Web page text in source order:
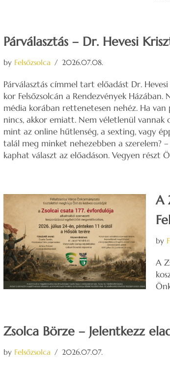
Párválasztás – Dr. Hevesi
by Felsőzsolca 2026.07.08.
Párválasztás címmel tart előadást Dr.
kor Felsőzsolcán a Rendezvények Házában.
média korában rettenetesen nehéz. Ha
nincs, akkor emiatt. Nem véletlenül vannak
mint az online hűtlenség, a sexting, vagy
talál meg minket nehezebben a szerelem?
kaphat választ az előadáson. Vegyen részt
A
by
A
Zsolca Börze – Jelentkezz
by Felsőzsolca 2026.07.07.